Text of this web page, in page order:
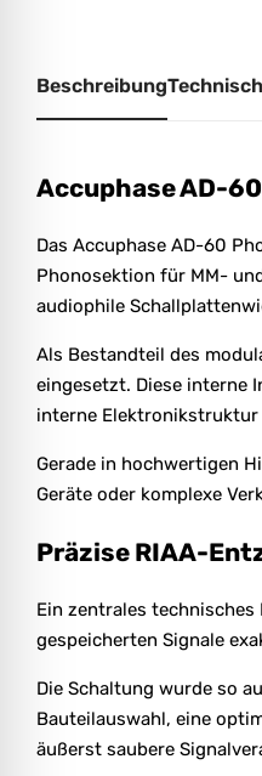
Beschreibung
Accuphase AD-
Das Accuphase AD-60
Phonosektion für MM-
audiophile
Als Bestandteil des
eingesetzt. Diese interne
interne Elektronikstruktur
Gerade in hochwertigen
Geräte oder komplexe
Präzise RIAA-
Ein zentrales
gespeicherten Signale
Die Schaltung wurde so
Bauteilauswahl, eine
äußerst saubere